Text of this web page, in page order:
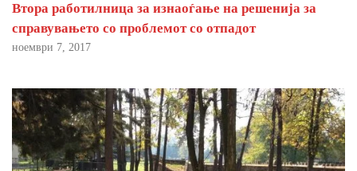
Втора работилница за изнаоѓање на решенија за
справувањето со проблемот со отпадот
ноември 7, 2017